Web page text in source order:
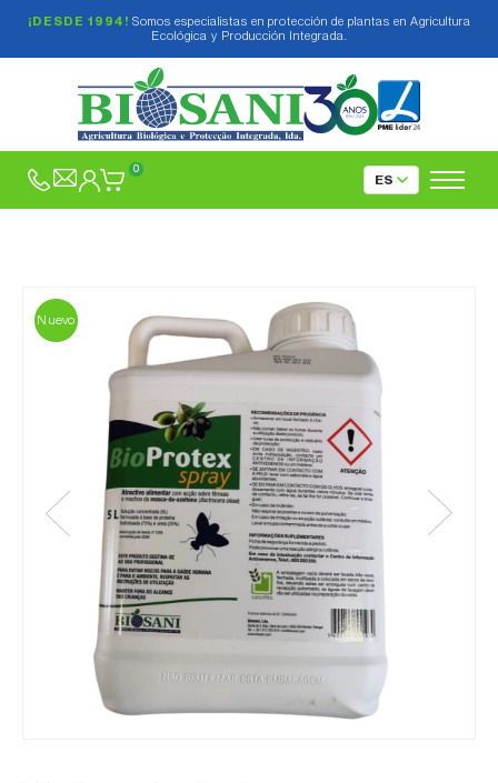
¡DESDE 1994! Somos especialistas en protección de plantas en Agricultura
Ecológica y Producción Integrada.
0
Nuevo